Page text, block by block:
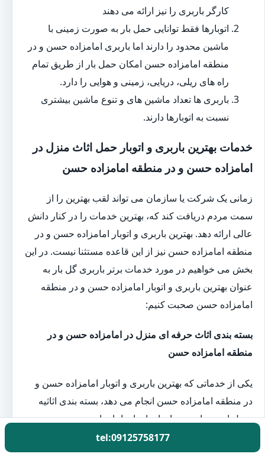
کارگر باربری را نیز ارائه می دهند
اتوبارها فقط توانایی حمل بار به صورت زمینی با
ماشین محدود را دارند اما باربری امامزاده حسن و در
منطقه امامزاده حسن امکان حمل بار از طریق تمام
راه های ریلی، دریایی، زمینی و هوایی را دارد.
باربری ها تعداد ماشین های و تنوع ماشین بیشتری
نسبت به اتوبارها دارند.
خدمات بهترین باربری و اتوبار حمل اثاث منزل در
امامزاده حسن و در منطقه امامزاده حسن
زمانی یک شرکت یا سازمان می تواند لقب بهترین را از
سمت مردم دریافت کند که، بهترین خدمات را در کنار دانش
عالی ارائه دهد. بهترین باربری و اتوبار امامزاده حسن و در
منطقه امامزاده حسن نیز از این قاعده مستثنا نیست. در این
بخش می خواهیم در مورد خدمات برتر باربری گل بار به
عنوان بهترین باربری و اتوبار امامزاده حسن و در منطقه
امامزاده حسن صحبت کنیم:
بسته بندی اثاث حرفه ای منزل در امامزاده حسن و در
منطقه امامزاده حسن
یکی از خدماتی که بهترین باربری و اتوبار امامزاده حسن و
در منطقه امامزاده حسن انجام می دهد، بسته بندی اثاثیه
منزل است. باربری ها و اتوبارهای امامزاده حسن و در
منطقه امامزاده حسن با در اختیار داشتن نیروی متخصص در
زمینه بسته بندی اثاثیه منزل در هنگام اسباب کشی به کمک
tel:09125758177